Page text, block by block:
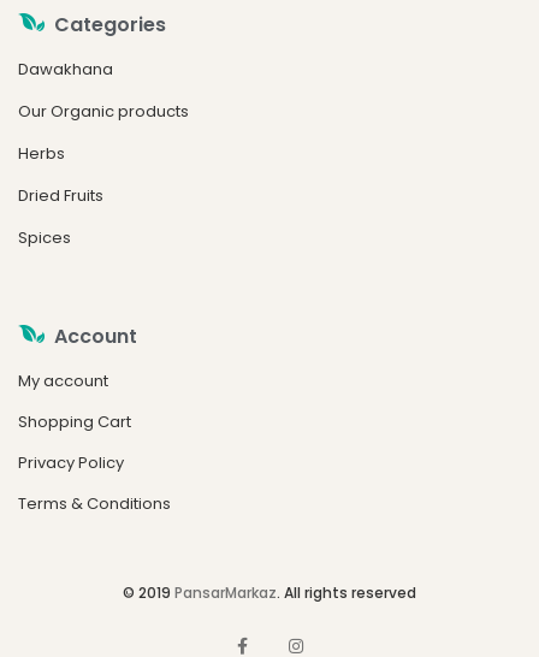
Categories
Dawakhana
Our Organic products
Herbs
Dried Fruits
Spices
Account
My account
Shopping Cart
Privacy Policy
Terms & Conditions
© 2019 PansarMarkaz. All rights reserved